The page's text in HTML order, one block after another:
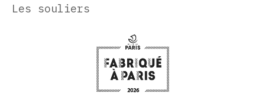
Les souliers